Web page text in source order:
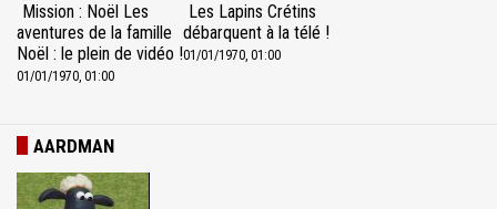
Mission : Noël Les
aventures de la famille
Noël : le plein de vidéo !
01/01/1970, 01:00
Les Lapins Crétins
débarquent à la télé !
01/01/1970, 01:00
AARDMAN